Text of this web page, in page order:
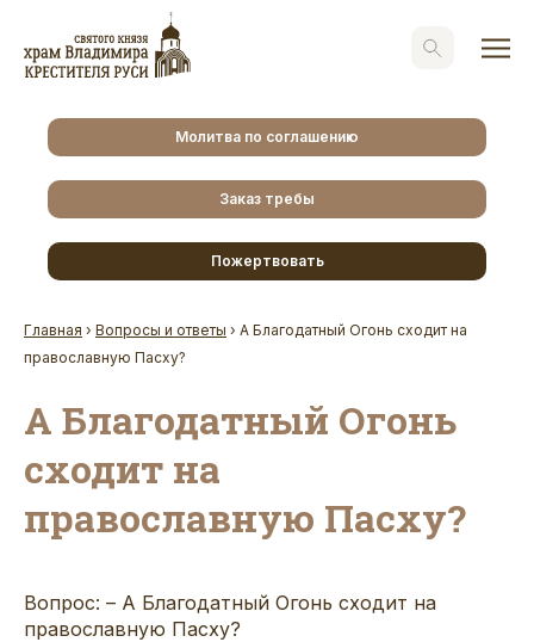
Молитва по соглашению
Заказ требы
Пожертвовать
Главная › Вопросы и ответы › А Благодатный Огонь сходит на
православную Пасху?
А Благодатный Огонь
сходит на
православную Пасху?
Вопрос: – А Благодатный Огонь сходит на
православную Пасху?